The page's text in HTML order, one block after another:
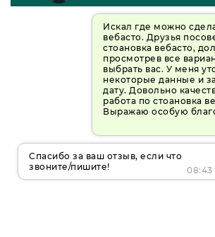
Искал где можно
вебасто. Друзья
стоановка вебасто,
просмотрев все
выбрать вас. У меня
некоторые данные и
дату. Довольно
работа по стоановка
Выражаю особую
Спасибо за ваш отзыв, если что
звоните/пишите!
08:43